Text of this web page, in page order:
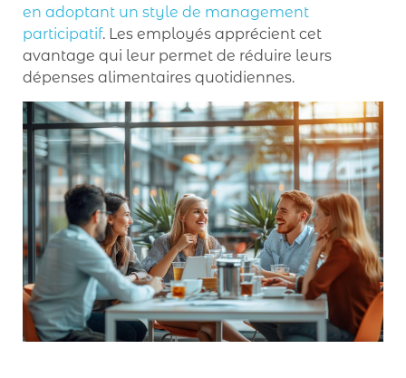
en adoptant un style de management
participatif. Les employés apprécient cet
avantage qui leur permet de réduire leurs
dépenses alimentaires quotidiennes.